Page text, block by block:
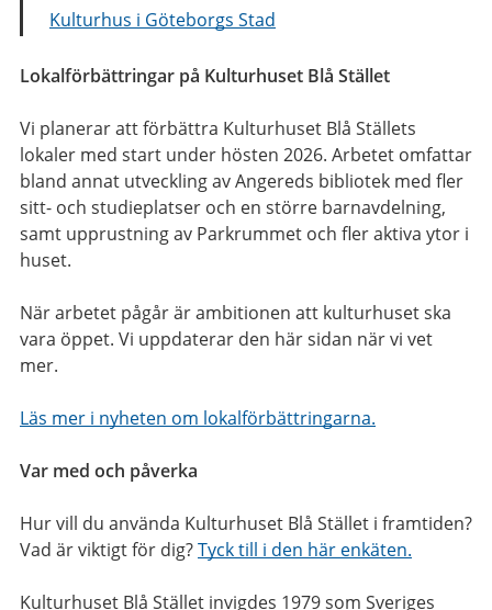
Kulturhus i Göteborgs Stad
Lokalförbättringar på Kulturhuset Blå Stället
Vi planerar att förbättra Kulturhuset Blå Ställets
lokaler med start under hösten 2026. Arbetet omfattar
bland annat utveckling av Angereds bibliotek med fler
sitt- och studieplatser och en större barnavdelning,
samt upprustning av Parkrummet och fler aktiva ytor i
huset.
När arbetet pågår är ambitionen att kulturhuset ska
vara öppet. Vi uppdaterar den här sidan när vi vet
mer.
Läs mer i nyheten om lokalförbättringarna.
Var med och påverka
Hur vill du använda Kulturhuset Blå Stället i framtiden?
Vad är viktigt för dig?Tyck till i den här enkäten.
Kulturhuset Blå Stället invigdes 1979 som Sveriges